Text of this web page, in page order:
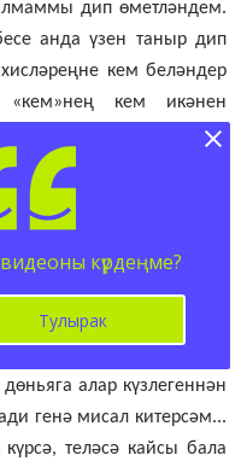
дип өметләндем.
анда үзен таныр дип
кем беләндер
«кем»нең кем икәнен
исә аның сине тыңларга
салынган чаклар еш
сорауга җавап эзләргә
һәм үсмерләр
әдәбиятына ихласлык
алар күзлегеннән
генә мисал китерсәм...
теләсә кайсы бала
күрдеңме?
Тулырак